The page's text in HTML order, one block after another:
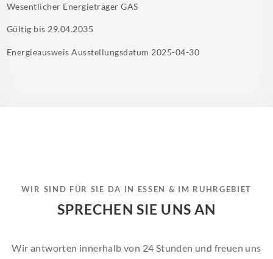
Wesentlicher EnergieträgerGAS
Gültig bis 29.04.2035
Energieausweis Ausstellungsdatum 2025-04-30
WIR SIND FÜR SIE DA IN ESSEN & IM RUHRGEBIET
SPRECHEN SIE UNS AN
Wir antworten innerhalb von 24 Stunden und freuen uns